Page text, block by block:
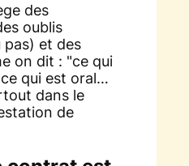
des
oublis
pas) et des
on dit : "ce qui
qui est oral…
dans le
de